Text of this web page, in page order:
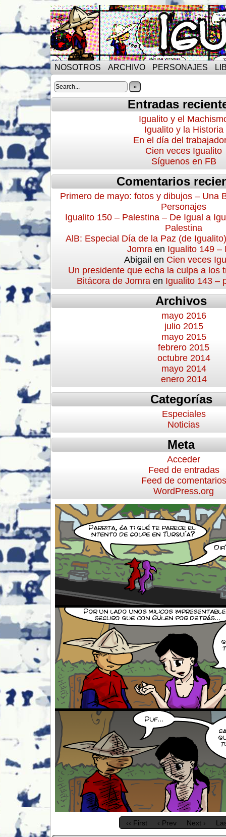
NOSOTROS ARCHIVO PERSONAJES
»
Entradas
Igualito y el
Igualito y la Historia
En el día del
Cien veces Igualito
Síguenos en FB
Comentarios
Primero de mayo: fotos y dibujos – Una
Personajes
Igualito 150 – Palestina – De Igual a
Palestina
AlB: Especial Día de la Paz (de
Jomra en Igualito 149 –
Abigail en Cien veces
Un presidente que echa la culpa a los
Bitácora de Jomra en Igualito 143 –
Archivos
mayo 2016
julio 2015
mayo 2015
febrero 2015
octubre 2014
mayo 2014
enero 2014
Categorías
Especiales
Noticias
Meta
Acceder
Feed de entradas
Feed de comentarios
WordPress.org
‹‹ First ‹ Prev Next ›